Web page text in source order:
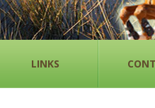
LINKS